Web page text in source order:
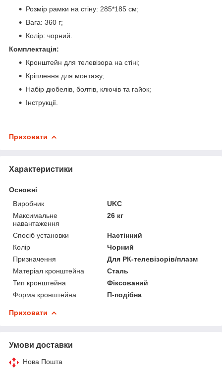
Розмір рамки на стіну: 285*185 см;
Вага: 360 г;
Колір: чорний.
Комплектація:
Кронштейн для телевізора на стіні;
Кріплення для монтажу;
Набір дюбелів, болтів, ключів та гайок;
Інструкції.
Приховати
Характеристики
Основні
Виробник
UKC
Максимальне
навантаження
26 кг
Спосіб установки
Настінний
Колір
Чорний
Призначення
Для РК-телевізорів/плазм
Матеріал кронштейна
Сталь
Тип кронштейна
Фіксований
Форма кронштейна
П-подібна
Приховати
Умови доставки
Нова Пошта